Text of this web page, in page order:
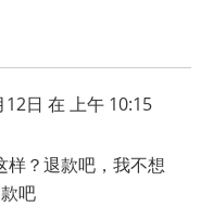
日 在 上午 10:15
样？退款吧，我不想
吧